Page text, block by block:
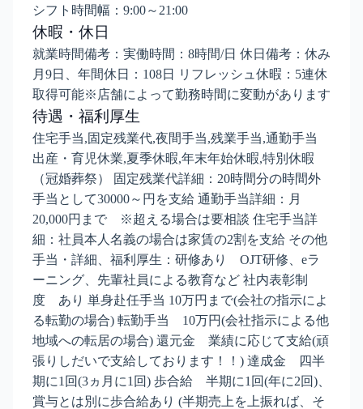
シフト時間幅：9:00～21:00
休暇・休日
就業時間備考：実働時間：8時間/日 休日備考：休み
月9日、年間休日：108日 リフレッシュ休暇：5連休
取得可能※店舗によって勤務時間に変動があります
待遇・福利厚生
住宅手当,固定残業代,夜間手当,残業手当,通勤手当
出産・育児休業,夏季休暇,年末年始休暇,特別休暇
（冠婚葬祭） 固定残業代詳細：20時間分の時間外
手当として30000～円を支給 通勤手当詳細：月
20,000円まで ※超える場合は要相談 住宅手当詳
細：社員本人名義の場合は家賃の2割を支給 その他
手当・詳細、福利厚生：研修あり OJT研修、eラ
ーニング、先輩社員による教育など 社内表彰制
度 あり 単身赴任手当 10万円まで(会社の指示によ
る転勤の場合) 転勤手当 10万円(会社指示による他
地域への転居の場合) 還元金 業績に応じて支給(頑
張りしだいで支給しております！！) 達成金 四半
期に1回(3ヵ月に1回) 歩合給 半期に1回(年に2回)、
賞与とは別に歩合給あり (半期売上を上振れば、そ